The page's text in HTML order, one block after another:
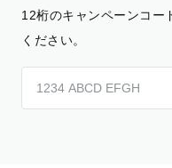
12桁のキャンペーンコー
ください。